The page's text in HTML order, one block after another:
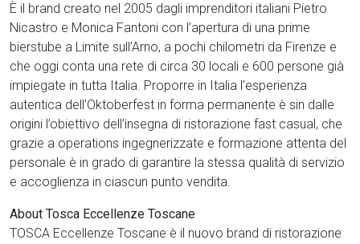
È il brand creato nel 2005 dagli imprenditori italiani Pietro
Nicastro e Monica Fantoni con l’apertura di una prime
bierstube a Limite sull’Arno, a pochi chilometri da Firenze e
che oggi conta una rete di circa 30 locali e 600 persone già
impiegate in tutta Italia. Proporre in Italia l’esperienza
autentica dell’Oktoberfest in forma permanente è sin dalle
origini l’obiettivo dell’insegna di ristorazione fast casual, che
grazie a operations ingegnerizzate e formazione attenta del
personale è in grado di garantire la stessa qualità di servizio
e accoglienza in ciascun punto vendita.
About Tosca Eccellenze Toscane
TOSCA Eccellenze Toscane è il nuovo brand di ristorazione